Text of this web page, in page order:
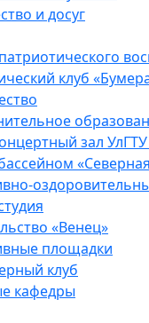
и досуг
клуб
зал УлГТУ
«Венец»
площадки
клуб
кафедры